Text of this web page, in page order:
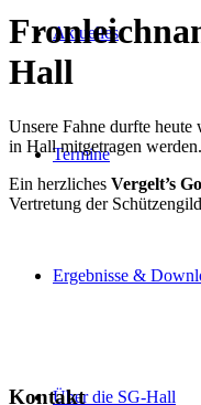
Aktuelles
Termine
Ergebnisse &
Über die SG-Hall
Hall
Unsere Fahne durfte heute
in Hall mitgetragen werden.
Ein herzliches Vergelt’s
Vertretung der
Kontakt